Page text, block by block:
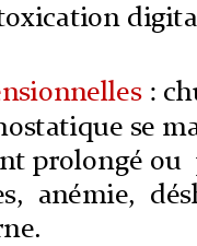
:
se
prolongé ou
anémie,